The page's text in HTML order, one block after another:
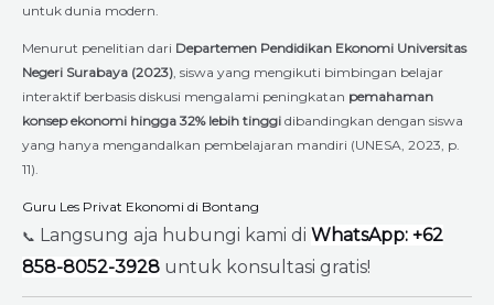
untuk dunia modern.
Menurut penelitian dari Departemen Pendidikan Ekonomi Universitas
Negeri Surabaya (2023) , siswa yang mengikuti bimbingan belajar
interaktif berbasis diskusi mengalami peningkatan pemahaman
konsep ekonomi hingga 32% lebih tinggi dibandingkan dengan siswa
yang hanya mengandalkan pembelajaran mandiri (UNESA, 2023, p.
11).
Guru Les Privat Ekonomi di Bontang
📞 Langsung aja hubungi kami di WhatsApp: +62
858-8052-3928 untuk konsultasi gratis!